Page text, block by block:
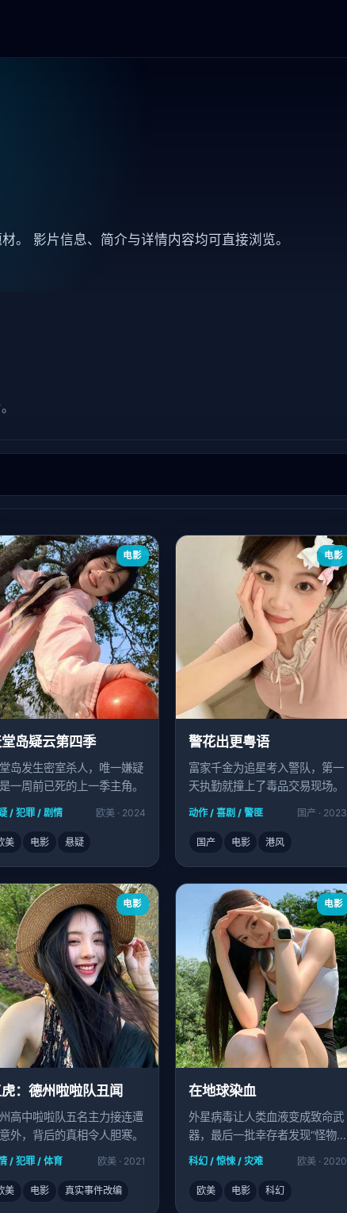
。 影片信息、简介与详情内容均可直接浏览。
电影
岛疑云第四季
岛发生密室杀人，唯一嫌疑
一周前已死的上一季主角。
/ 犯罪 / 剧情 欧美 · 2024
美 电影 悬疑
电影
警花出更粤语
富家千金为追星考入警队，第一
天执勤就撞上了毒品交易现场。
动作 / 喜剧 / 警匪 国产 · 2023
国产 电影 港风
电影
虎：德州啦啦队丑闻
高中啦啦队五名主力接连遭
外，背后的真相令人胆寒。
/ 犯罪 / 体育 欧美 · 2021
美 电影 真实事件改编
电影
在地球染血
外星病毒让人类血液变成致命武
器，最后一批幸存者发现“怪物”
竟是同类。
科幻 / 惊悚 / 灾难 欧美 · 2020
欧美 电影 科幻